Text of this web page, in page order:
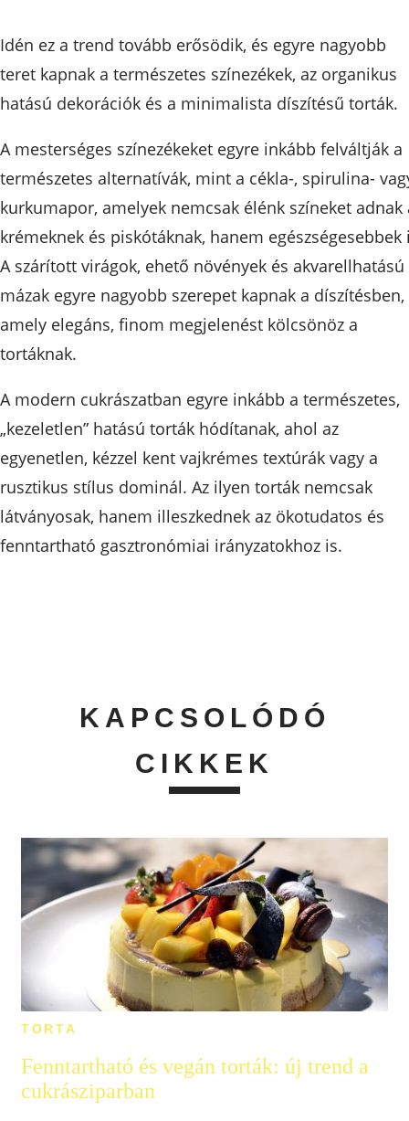
Idén ez a trend tovább erősödik, és egyre nagyobb
teret kapnak a természetes színezékek, az organikus
hatású dekorációk és a minimalista díszítésű torták.
A mesterséges színezékeket egyre inkább felváltják a
természetes alternatívák, mint a cékla-, spirulina-
kurkumapor, amelyek nemcsak élénk színeket adnak
krémeknek és piskótáknak, hanem egészségesebbek
A szárított virágok, ehető növények és akvarellhatású
mázak egyre nagyobb szerepet kapnak a díszítésben,
amely elegáns, finom megjelenést kölcsönöz a
tortáknak.
A modern cukrászatban egyre inkább a természetes,
„kezeletlen” hatású torták hódítanak, ahol az
egyenetlen, kézzel kent vajkrémes textúrák vagy a
rusztikus stílus dominál. Az ilyen torták nemcsak
látványosak, hanem illeszkednek az ökotudatos és
fenntartható gasztronómiai irányzatokhoz is.
KAPCSOLÓDÓ
CIKKEK
TORTA
Fenntartható és vegán torták: új trend a
cukrásziparban